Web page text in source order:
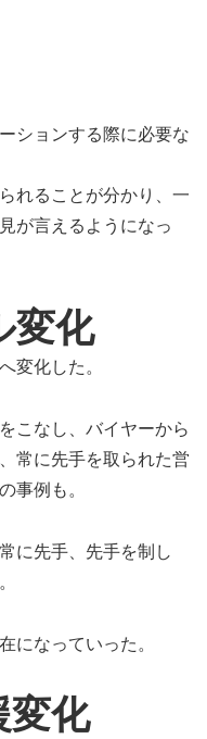
ションする際に必要な
れることが分かり、一
が言えるようになっ
変化
変化した。
こなし、バイヤーから
常に先手を取られた営
事例も。
に先手、先手を制し
になっていった。
化